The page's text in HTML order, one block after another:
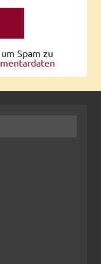
Spam zu